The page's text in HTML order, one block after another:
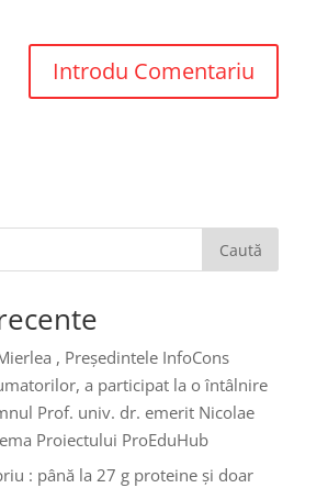
Caută
, Președintele InfoCons
a participat la o întâlnire
Prof. univ. dr. emerit Nicolae
Proiectului ProEduHub
: până la 27 g proteine și doar